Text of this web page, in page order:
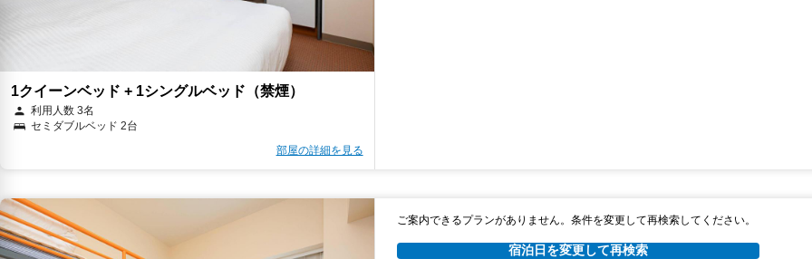
1クイーンベッド + 1シングルベッド（禁煙）
利用人数 3名
セミダブルベッド 2台
部屋の詳細を見る
ご案内できるプランがありません。条件を変更して再検索してください。
宿泊日を変更して再検索